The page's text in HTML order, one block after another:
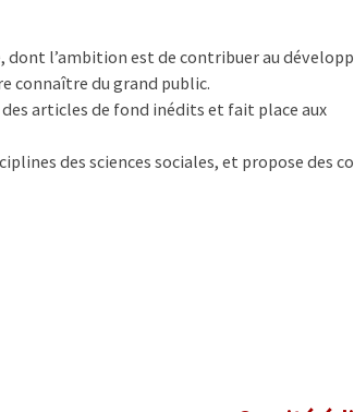
dont l’ambition est de contribuer au
connaître du grand public.
articles de fond inédits et fait place aux
des sciences sociales, et propose des